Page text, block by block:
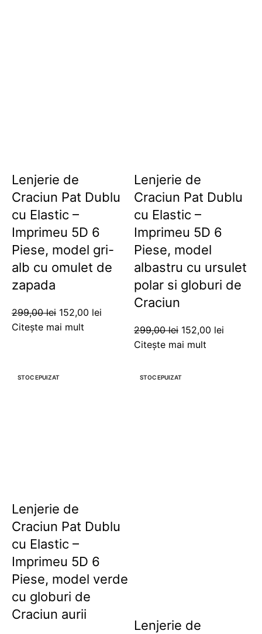
Lenjerie de
Craciun Pat Dublu
cu Elastic –
Imprimeu 5D 6
Piese, model gri-
alb cu omulet de
zapada
299,00lei 152,00 lei
Citește mai mult
Lenjerie de
Craciun Pat Dublu
cu Elastic –
Imprimeu 5D 6
Piese, model
albastru cu ursulet
polar si globuri de
Craciun
299,00lei 152,00 lei
Citește mai mult
STOC EPUIZAT
Lenjerie de
Craciun Pat Dublu
cu Elastic –
Imprimeu 5D 6
Piese, model verde
cu globuri de
Craciun aurii
STOC EPUIZAT
Lenjerie de